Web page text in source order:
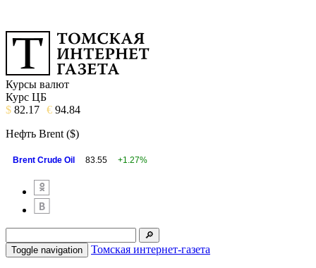
Курсы валют
Курс ЦБ
$ 82.17 € 94.84
Нефть Brent ($)
Brent Crude Oil 83.55 +1.27%
Toggle navigation Томская интернет-газета